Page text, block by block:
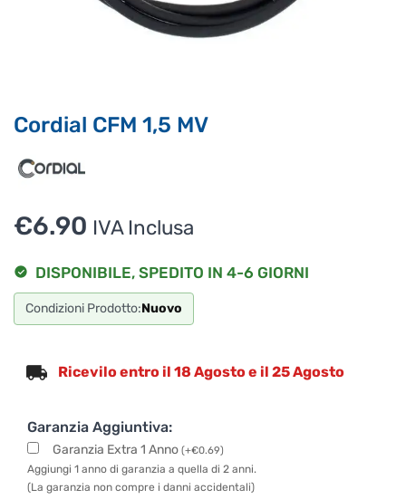
Cordial CFM 1,5 MV
€6.90 IVA Inclusa
DISPONIBILE, SPEDITO IN 4-6 GIORNI
Condizioni Prodotto:Nuovo
Ricevilo entro il 18 Agosto e il 25 Agosto
Garanzia Aggiuntiva:
Garanzia Extra 1 Anno (+€0.69)
Aggiungi 1 anno di garanzia a quella di 2 anni.
(La garanzia non compre i danni accidentali)
assicurati di indicarne il nome completo